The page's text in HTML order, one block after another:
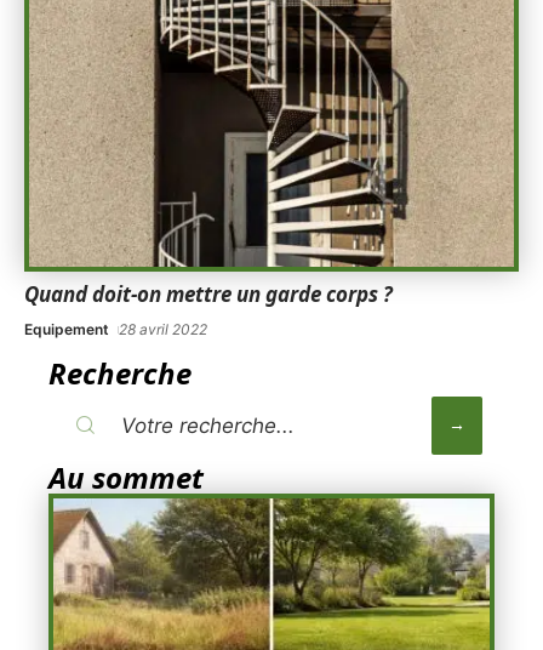
Quand doit-on mettre un garde corps ?
Equipement 28 avril 2022
Recherche
Au sommet